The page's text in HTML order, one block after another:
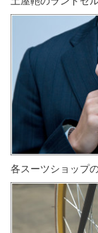
各スーツショップ